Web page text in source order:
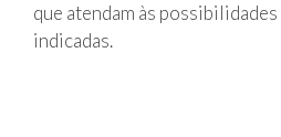
que atendam às
indicadas.